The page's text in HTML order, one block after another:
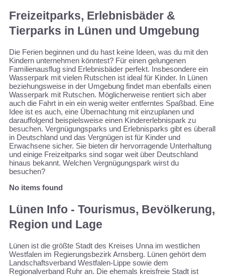
Freizeitparks, Erlebnisbäder &
Tierparks in Lünen und Umgebung
Die Ferien beginnen und du hast keine Ideen, was du mit den
Kindern unternehmen könntest? Für einen gelungenen
Familienausflug sind Erlebnisbäder perfekt. Insbesondere ein
Wasserpark mit vielen Rutschen ist ideal für Kinder. In Lünen
beziehungsweise in der Umgebung findet man ebenfalls einen
Wasserpark mit Rutschen. Möglicherweise rentiert sich aber
auch die Fahrt in ein ein wenig weiter entferntes Spaßbad. Eine
Idee ist es auch, eine Übernachtung mit einzuplanen und
darauffolgend beispielsweise einen Kindererlebnispark zu
besuchen. Vergnügungsparks und Erlebnisparks gibt es überall
in Deutschland und das Vergnügen ist für Kinder und
Erwachsene sicher. Sie bieten dir hervorragende Unterhaltung
und einige Freizeitparks sind sogar weit über Deutschland
hinaus bekannt. Welchen Vergnügungspark wirst du
besuchen?
No items found
Lünen Info - Tourismus, Bevölkerung,
Region und Lage
Lünen ist die größte Stadt des Kreises Unna im westlichen
Westfalen im Regierungsbezirk Arnsberg. Lünen gehört dem
Landschaftsverband Westfalen-Lippe sowie dem
Regionalverband Ruhr an. Die ehemals kreisfreie Stadt ist